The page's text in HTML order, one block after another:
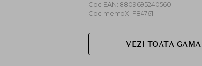
Cod EAN: 8809695240560
Cod memoX: F84761
VEZI TOATA